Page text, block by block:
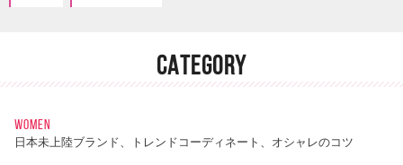
CATEGORY
WOMEN
日本未上陸ブランド、トレンドコーディネート、オシャレのコツ